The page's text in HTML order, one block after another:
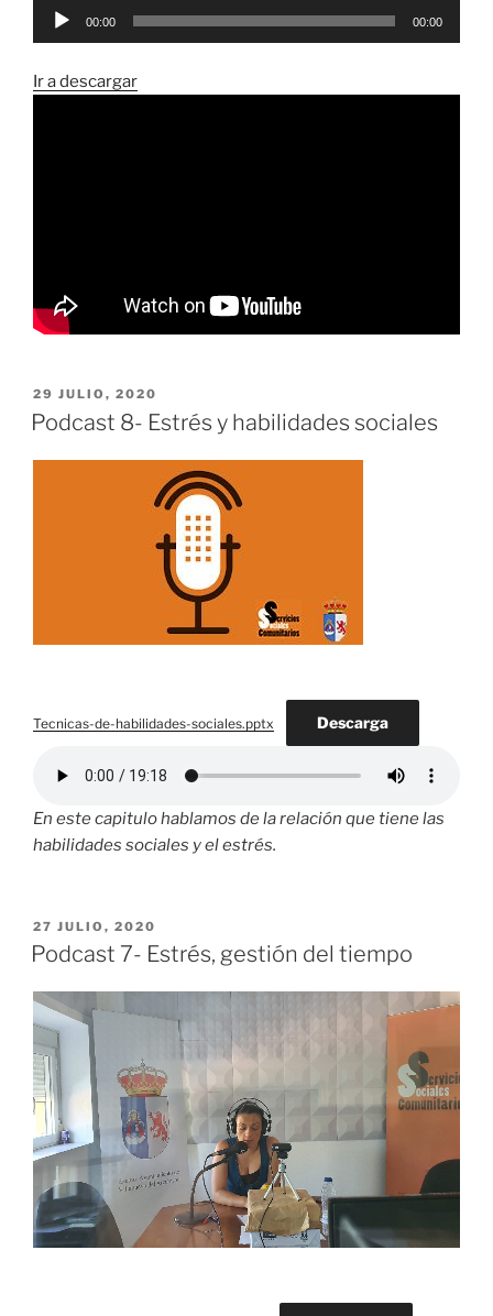
Reproductor
00:00 00:00
Ir a descargar
PUBLICADO
EL
29 JULIO, 2020
Podcast 8- Estrés y habilidades sociales
Tecnicas-de-habilidades-sociales.pptx Descarga
En este capitulo hablamos de la relación que tiene las
habilidades sociales y el estrés.
PUBLICADO
EL
27 JULIO, 2020
Podcast 7- Estrés, gestión del tiempo